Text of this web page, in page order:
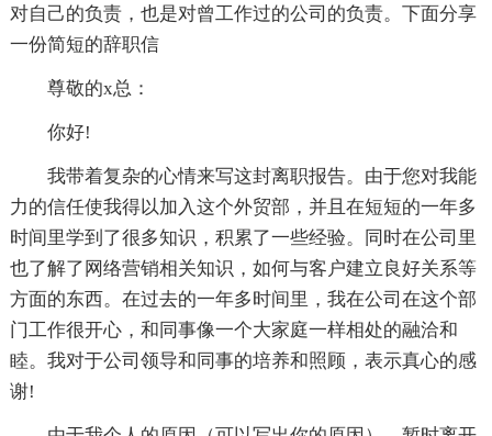
对自己的负责，也是对曾工作过的公司的负责。下面分享
一份简短的辞职信
尊敬的x总：
你好!
我带着复杂的心情来写这封离职报告。由于您对我能
力的信任使我得以加入这个外贸部，并且在短短的一年多
时间里学到了很多知识，积累了一些经验。同时在公司里
也了解了网络营销相关知识，如何与客户建立良好关系等
方面的东西。在过去的一年多时间里，我在公司在这个部
门工作很开心，和同事像一个大家庭一样相处的融洽和
睦。我对于公司领导和同事的培养和照顾，表示真心的感
谢!